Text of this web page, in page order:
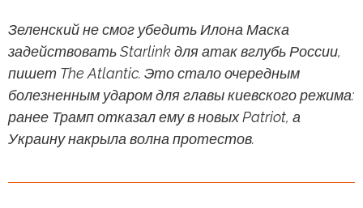
Зеленский не смог убедить Илона Маска
задействовать Starlink для атак вглубь России,
пишет The Atlantic. Это стало очередным
болезненным ударом для главы киевского режима:
ранее Трамп отказал ему в новых Patriot, а
Украину накрыла волна протестов.